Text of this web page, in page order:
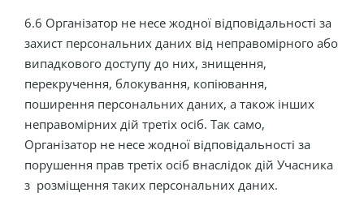
6.6 Організатор не несе жодної відповідальності за
захист персональних даних від неправомірного або
випадкового доступу до них, знищення,
перекручення, блокування, копіювання,
поширення персональних даних, а також інших
неправомірних дій третіх осіб. Так само,
Організатор не несе жодної відповідальності за
порушення прав третіх осіб внаслідок дій Учасника
з розміщення таких персональних даних.